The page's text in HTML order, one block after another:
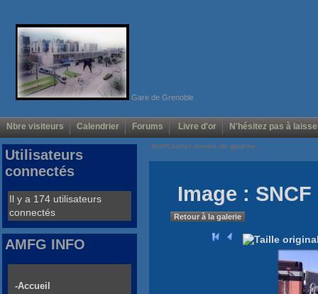
Gare de Grenoble
Nbre visiteurs Calendrier Forums Livre d'or N'hésitez pas à
Voir/Cacher menus de gauche
Image :
Retour à la galerie
Utilisateurs
connectés
Il y a 174 utilisateurs
connectés
AMFG INFO
-Accueil